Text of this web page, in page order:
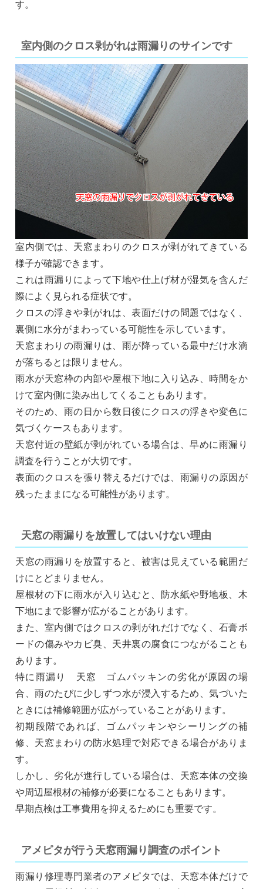
す。
室内側のクロス剥がれは雨漏りのサインです
室内側では、天窓まわりのクロスが剥がれてきている
様子が確認できます。
これは雨漏りによって下地や仕上げ材が湿気を含んだ
際によく見られる症状です。
クロスの浮きや剥がれは、表面だけの問題ではなく、
裏側に水分がまわっている可能性を示しています。
天窓まわりの雨漏りは、雨が降っている最中だけ水滴
が落ちるとは限りません。
雨水が天窓枠の内部や屋根下地に入り込み、時間をか
けて室内側に染み出してくることもあります。
そのため、雨の日から数日後にクロスの浮きや変色に
気づくケースもあります。
天窓付近の壁紙が剥がれている場合は、早めに雨漏り
調査を行うことが大切です。
表面のクロスを張り替えるだけでは、雨漏りの原因が
残ったままになる可能性があります。
天窓の雨漏りを放置してはいけない理由
天窓の雨漏りを放置すると、被害は見えている範囲だ
けにとどまりません。
屋根材の下に雨水が入り込むと、防水紙や野地板、木
下地にまで影響が広がることがあります。
また、室内側ではクロスの剥がれだけでなく、石膏ボ
ードの傷みやカビ臭、天井裏の腐食につながることも
あります。
特に雨漏り 天窓 ゴムパッキンの劣化が原因の場
合、雨のたびに少しずつ水が浸入するため、気づいた
ときには補修範囲が広がっていることがあります。
初期段階であれば、ゴムパッキンやシーリングの補
修、天窓まわりの防水処理で対応できる場合がありま
す。
しかし、劣化が進行している場合は、天窓本体の交換
や周辺屋根材の補修が必要になることもあります。
早期点検は工事費用を抑えるためにも重要です。
アメピタが行う天窓雨漏り調査のポイント
雨漏り修理専門業者のアメピタでは、天窓本体だけで